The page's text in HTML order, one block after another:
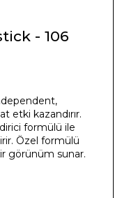
- 106
etki kazandırır.
formülü ile
Özel formülü
görünüm sunar.